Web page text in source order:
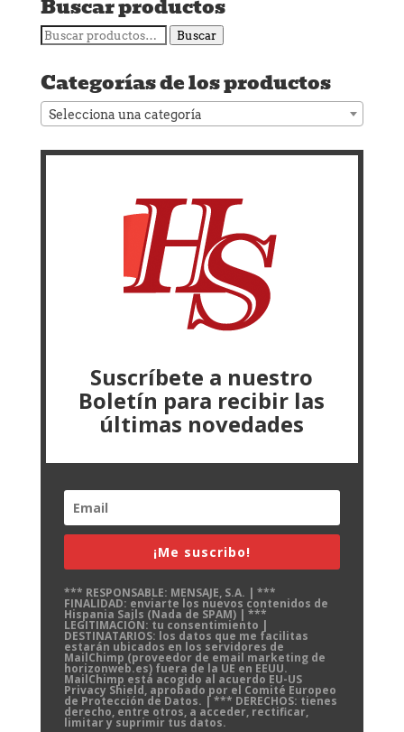
Buscar productos
Buscar
Buscar
Categorías de los productos
Selecciona una categoría
Suscríbete a nuestro
Boletín para recibir las
últimas novedades
¡Me suscribo!
*** RESPONSABLE: MENSAJE, S.A. | ***
FINALIDAD: enviarte los nuevos contenidos de
Hispania Sails (Nada de SPAM) | ***
LEGITIMACIÓN: tu consentimiento |
DESTINATARIOS: los datos que me facilitas
estarán ubicados en los servidores de
MailChimp (proveedor de email marketing de
horizonweb.es) fuera de la UE en EEUU.
MailChimp está acogido al acuerdo EU-US
Privacy Shield, aprobado por el Comité Europeo
de Protección de Datos. | *** DERECHOS: tienes
derecho, entre otros, a acceder, rectificar,
limitar y suprimir tus datos.